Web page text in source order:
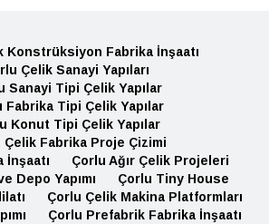
Konstrüksiyon Fabrika İnşaatı
Çelik Sanayi Yapıları
Sanayi Tipi Çelik Yapılar
Fabrika Tipi Çelik Yapılar
Konut Tipi Çelik Yapılar
Çelik Fabrika Proje Çizimi
İnşaatı
Çorlu Ağır Çelik Projeleri
Depo Yapımı
Çorlu Tiny House
Çorlu Çelik Makina Platformları
Çorlu Prefabrik Fabrika İnşaatı